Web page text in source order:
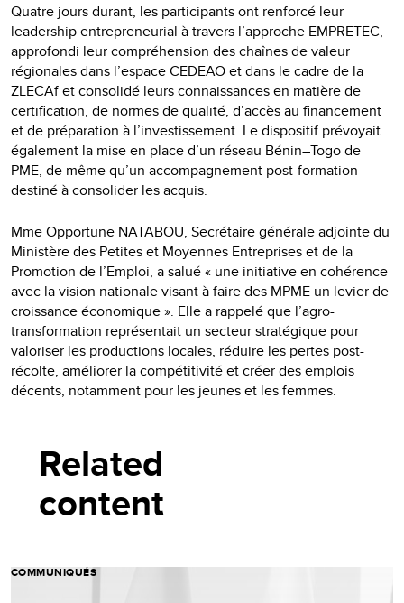
Quatre jours durant, les participants ont renforcé leur
leadership entrepreneurial à travers l’approche EMPRETEC,
approfondi leur compréhension des chaînes de valeur
régionales dans l’espace CEDEAO et dans le cadre de la
ZLECAf et consolidé leurs connaissances en matière de
certification, de normes de qualité, d’accès au financement
et de préparation à l’investissement. Le dispositif prévoyait
également la mise en place d’un réseau Bénin–Togo de
PME, de même qu’un accompagnement post-formation
destiné à consolider les acquis.
Mme Opportune NATABOU, Secrétaire générale adjointe du
Ministère des Petites et Moyennes Entreprises et de la
Promotion de l’Emploi, a salué « une initiative en cohérence
avec la vision nationale visant à faire des MPME un levier de
croissance économique ». Elle a rappelé que l’agro-
transformation représentait un secteur stratégique pour
valoriser les productions locales, réduire les pertes post-
récolte, améliorer la compétitivité et créer des emplois
décents, notamment pour les jeunes et les femmes.
Related
content
COMMUNIQUÉS